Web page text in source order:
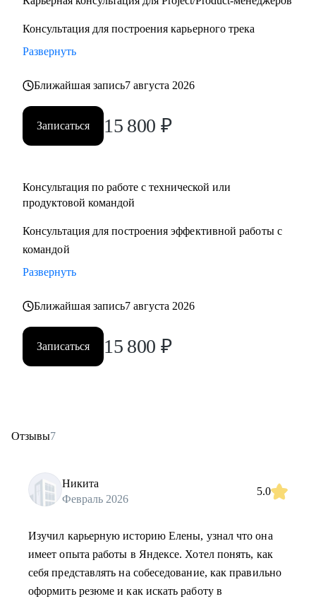
Консультация для построения карьерного трека
Развернуть
Ближайшая запись7 августа 2026
Записаться 15 800 ₽
Консультация по работе с технической или
продуктовой командой
Консультация для построения эффективной работы с
командой
Развернуть
Ближайшая запись7 августа 2026
Записаться 15 800 ₽
Отзывы7
Никита
Февраль 2026
5.0
Изучил карьерную историю Елены, узнал что она
имеет опыта работы в Яндексе. Хотел понять, как
себя представлять на собеседование, как правильно
оформить резюме и как искать работу в